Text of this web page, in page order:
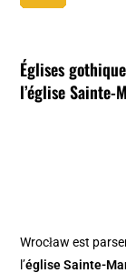
Églises
l’église Sainte-
Wrocław est
l’église Sainte-